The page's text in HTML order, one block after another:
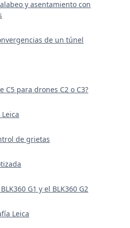
y asentamiento con
de un túnel
C5 para drones C2 o C3?
de grietas
G1 y el BLK360 G2
Leica